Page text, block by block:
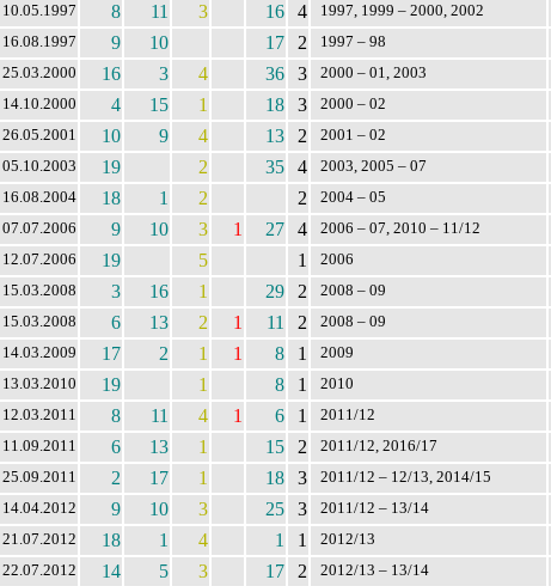
10.05.1997 8 11 3 16 4 1997, 1999 – 2000, 2002
16.08.1997 9 10 17 2 1997 – 98
25.03.2000 16 3 4 36 3 2000 – 01, 2003
14.10.2000 4 15 1 18 3 2000 – 02
26.05.2001 10 9 4 13 2 2001 – 02
05.10.2003 19 2 35 4 2003, 2005 – 07
16.08.2004 18 1 2 2 2004 – 05
07.07.2006 9 10 3 1 27 4 2006 – 07, 2010 – 11/12
12.07.2006 19 5 1 2006
15.03.2008 3 16 1 29 2 2008 – 09
15.03.2008 6 13 2 1 11 2 2008 – 09
14.03.2009 17 2 1 1 8 1 2009
13.03.2010 19 1 8 1 2010
12.03.2011 8 11 4 1 6 1 2011/12
11.09.2011 6 13 1 15 2 2011/12, 2016/17
25.09.2011 2 17 1 18 3 2011/12 – 12/13, 2014/15
14.04.2012 9 10 3 25 3 2011/12 – 13/14
21.07.2012 18 1 4 1 1 2012/13
22.07.2012 14 5 3 17 2 2012/13 – 13/14